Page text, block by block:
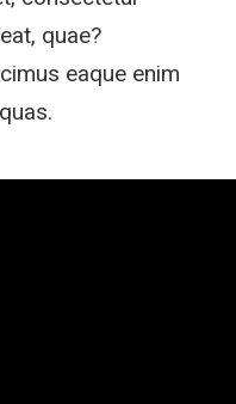
quae?
eaque enim